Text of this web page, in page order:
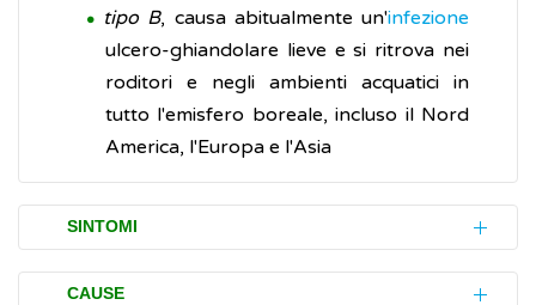
tipo B, causa abitualmente un'infezione
ulcero-ghiandolare lieve e si ritrova nei
roditori e negli ambienti acquatici in
tutto l'emisfero boreale, incluso il Nord
America, l'Europa e l'Asia
SINTOMI
L'esordio della tularemia è improvviso, i cui
CAUSE